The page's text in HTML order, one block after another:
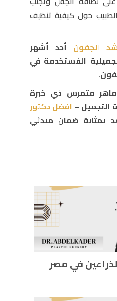
حول كيفية تنظيف
شد الجفون أحد أشهر
المُستخدمة في
ماهر متمرس ذي خبرة
التجميل – افضل دكتور
بمثابة ضمان مبدئي
في مصر